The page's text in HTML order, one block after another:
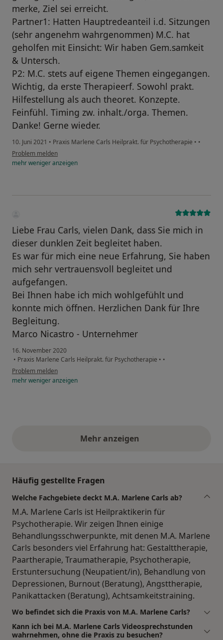
merke, Ziel sei erreicht.
Partner1: Hatten Hauptredeanteil i.d. Sitzungen
(sehr angenehm wahrgenommen) M.C. hat
geholfen mit Einsicht: Wir haben Gem.samkeit
& Untersch.
P2: M.C. stets auf eigene Themen eingegangen.
Wichtig, da erste Therapieerf. Sowohl prakt.
Hilfestellung als auch theoret. Konzepte.
Feinfühl. Timing zw. inhalt./orga. Themen.
Danke! Gerne wieder.
10. Juni 2021 • Praxis Marlene Carls Heilprakt. für Psychotherapie • •
Problem melden
mehrwenigeranzeigen
Liebe Frau Carls, vielen Dank, dass Sie mich in
dieser dunklen Zeit begleitet haben.
Es war für mich eine neue Erfahrung, Sie haben
mich sehr vertrauensvoll begleitet und
aufgefangen.
Bei Ihnen habe ich mich wohlgefühlt und
konnte mich öffnen. Herzlichen Dank für Ihre
Begleitung.
Marco Nicastro - Unternehmer
16. November 2020
• Praxis Marlene Carls Heilprakt. für Psychotherapie • •
Problem melden
mehrwenigeranzeigen
Mehr anzeigenobige Stellungnahmen
Häufig gestellte Fragen
Welche Fachgebiete deckt M.A. Marlene Carls ab?
M.A. Marlene Carls ist Heilpraktikerin für
Psychotherapie. Wir zeigen Ihnen einige
Behandlungsschwerpunkte, mit denen M.A. Marlene
Carls besonders viel Erfahrung hat: Gestalttherapie,
Paartherapie, Traumatherapie, Psychotherapie,
Erstuntersuchung (Neupatient/in), Behandlung von
Depressionen, Burnout (Beratung), Angsttherapie,
Panikattacken (Beratung), Achtsamkeitstraining.
Wo befindet sich die Praxis von M.A. Marlene Carls?
Kann ich bei M.A. Marlene Carls Videosprechstunden
wahrnehmen, ohne die Praxis zu besuchen?